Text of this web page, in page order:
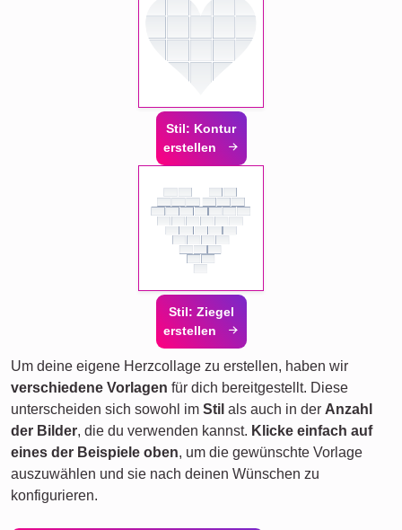
Stil: Kontur
erstellen
Stil: Ziegel
erstellen
Um deine eigene Herzcollage zu erstellen, haben wir
verschiedene Vorlagen für dich bereitgestellt. Diese
unterscheiden sich sowohl im Stil als auch in der Anzahl
der Bilder, die du verwenden kannst. Klicke einfach auf
eines der Beispiele oben, um die gewünschte Vorlage
auszuwählen und sie nach deinen Wünschen zu
konfigurieren.